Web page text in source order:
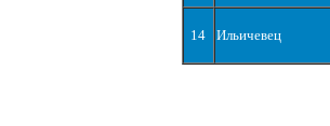
14 Ильичевец